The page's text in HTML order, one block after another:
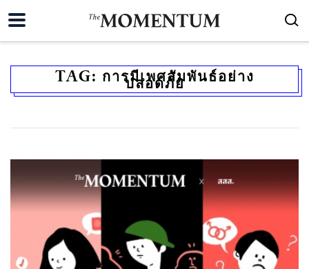
TAG: การมีเพศสัมพันธ์อย่าง
ปลอดภัย